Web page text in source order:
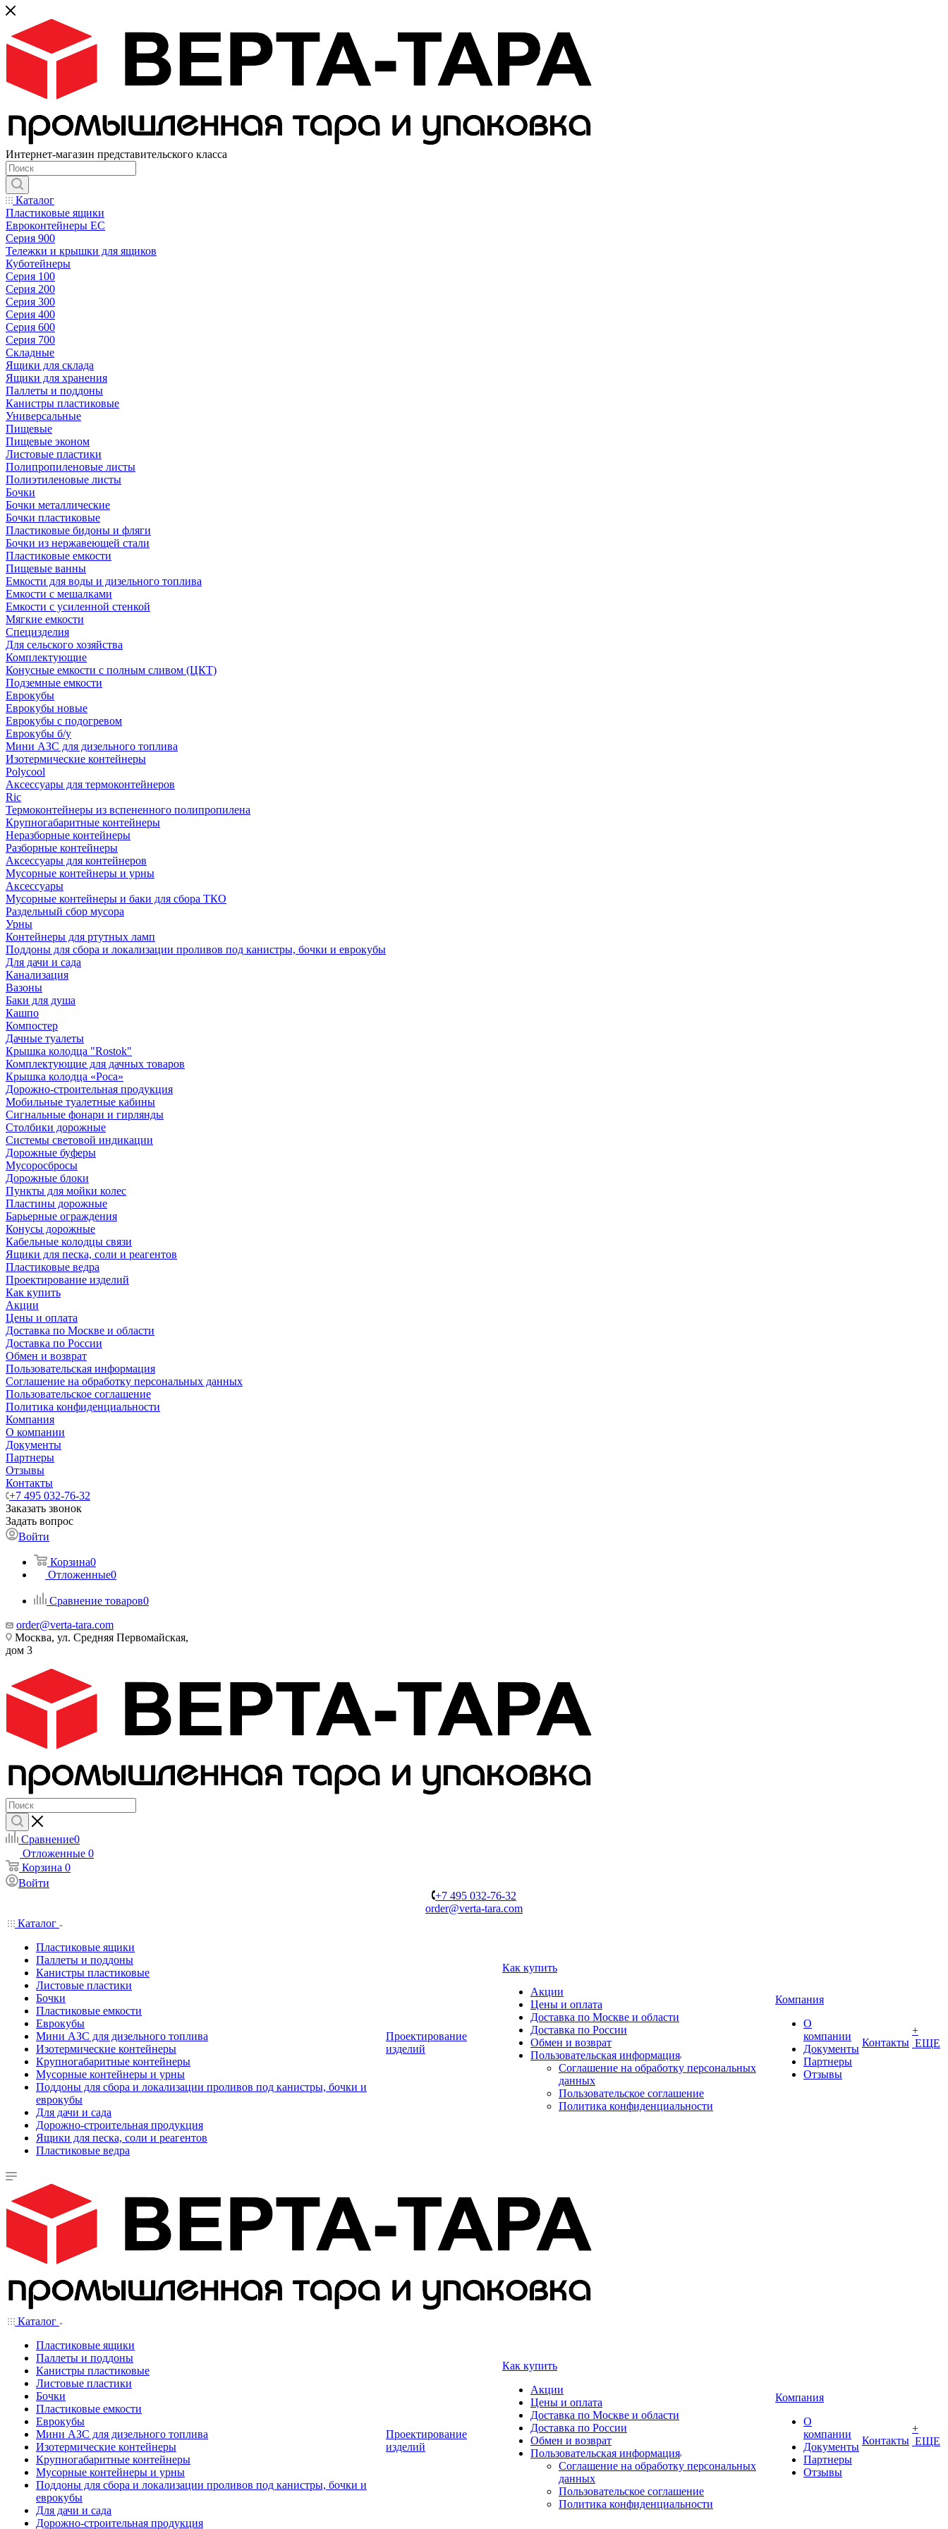
Интернет-магазин представительского класса
Каталог
Пластиковые ящики
Евроконтейнеры ЕС
Серия 900
Тележки и крышки для ящиков
Куботейнеры
Серия 100
Серия 200
Серия 300
Серия 400
Серия 600
Серия 700
Складные
Ящики для склада
Ящики для хранения
Паллеты и поддоны
Канистры пластиковые
Универсальные
Пищевые
Пищевые эконом
Листовые пластики
Полипропиленовые листы
Полиэтиленовые листы
Бочки
Бочки металлические
Бочки пластиковые
Пластиковые бидоны и фляги
Бочки из нержавеющей стали
Пластиковые емкости
Пищевые ванны
Емкости для воды и дизельного топлива
Емкости с мешалками
Емкости с усиленной стенкой
Мягкие емкости
Специзделия
Для сельского хозяйства
Комплектующие
Конусные емкости с полным сливом (ЦКТ)
Подземные емкости
Еврокубы
Еврокубы новые
Еврокубы с подогревом
Еврокубы б/у
Мини АЗС для дизельного топлива
Изотермические контейнеры
Polycool
Аксессуары для термоконтейнеров
Ric
Термоконтейнеры из вспененного полипропилена
Крупногабаритные контейнеры
Неразборные контейнеры
Разборные контейнеры
Аксессуары для контейнеров
Мусорные контейнеры и урны
Аксессуары
Мусорные контейнеры и баки для сбора ТКО
Раздельный сбор мусора
Урны
Контейнеры для ртутных ламп
Поддоны для сбора и локализации проливов под канистры, бочки и еврокубы
Для дачи и сада
Канализация
Вазоны
Баки для душа
Кашпо
Компостер
Дачные туалеты
Крышка колодца "Rostok"
Комплектующие для дачных товаров
Крышка колодца «Роса»
Дорожно-строительная продукция
Мобильные туалетные кабины
Сигнальные фонари и гирлянды
Столбики дорожные
Системы световой индикации
Дорожные буферы
Мусоросбросы
Дорожные блоки
Пункты для мойки колес
Пластины дорожные
Барьерные ограждения
Конусы дорожные
Кабельные колодцы связи
Ящики для песка, соли и реагентов
Пластиковые ведра
Проектирование изделий
Как купить
Акции
Цены и оплата
Доставка по Москве и области
Доставка по России
Обмен и возврат
Пользовательская информация
Соглашение на обработку персональных данных
Пользовательское соглашение
Политика конфиденциальности
Компания
О компании
Документы
Партнеры
Отзывы
Контакты
+7 495 032-76-32
Заказать звонок
Задать вопрос
Войти
Корзина0
Отложенные0
Сравнение товаров0
order@verta-tara.com
Москва, ул. Средняя Первомайская,
дом 3
Сравнение0
Отложенные 0
Корзина 0
Войти
+7 495 032-76-32
order@verta-tara.com
Каталог
Пластиковые ящики
Паллеты и поддоны
Канистры пластиковые
Листовые пластики
Бочки
Пластиковые емкости
Еврокубы
Мини АЗС для дизельного топлива
Изотермические контейнеры
Крупногабаритные контейнеры
Мусорные контейнеры и урны
Поддоны для сбора и локализации проливов под канистры, бочки и
еврокубы
Для дачи и сада
Дорожно-строительная продукция
Ящики для песка, соли и реагентов
Пластиковые ведра
Проектирование
изделий
Как купить
Акции
Цены и оплата
Доставка по Москве и области
Доставка по России
Обмен и возврат
Пользовательская информация
Соглашение на обработку персональных
данных
Пользовательское соглашение
Политика конфиденциальности
Компания
О
компании
Документы
Партнеры
Отзывы
Контакты
+
ЕЩЕ
Каталог
Пластиковые ящики
Паллеты и поддоны
Канистры пластиковые
Листовые пластики
Бочки
Пластиковые емкости
Еврокубы
Мини АЗС для дизельного топлива
Изотермические контейнеры
Крупногабаритные контейнеры
Мусорные контейнеры и урны
Поддоны для сбора и локализации проливов под канистры, бочки и
еврокубы
Для дачи и сада
Дорожно-строительная продукция
Проектирование
изделий
Как купить
Акции
Цены и оплата
Доставка по Москве и области
Доставка по России
Обмен и возврат
Пользовательская информация
Соглашение на обработку персональных
данных
Пользовательское соглашение
Политика конфиденциальности
Компания
О
компании
Документы
Партнеры
Отзывы
Контакты
+
ЕЩЕ